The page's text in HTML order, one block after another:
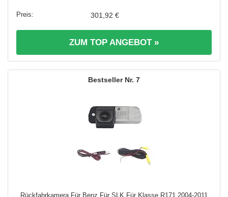
301,92 €
ZUM TOP ANGEBOT »
7
Rückfahrkamera Für Benz Für SLK Für Klasse R171 2004-2011